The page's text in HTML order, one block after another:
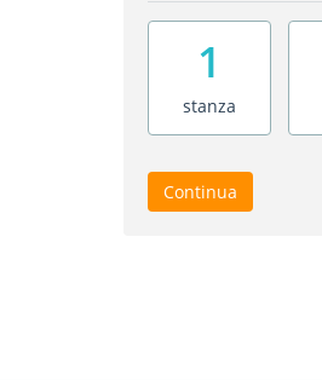
1
stanza
Continua